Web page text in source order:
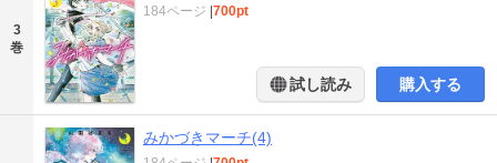
3
巻
184ページ |700pt
試し読み 購入する
みかづきマーチ(4)